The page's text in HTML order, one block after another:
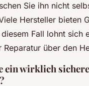
Sie ihn nicht
Hersteller bieten
Fall lohnt sich
Reparatur über den
ein wirklich